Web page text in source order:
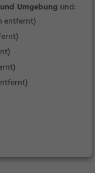
Umgebungsind:
entfernt)